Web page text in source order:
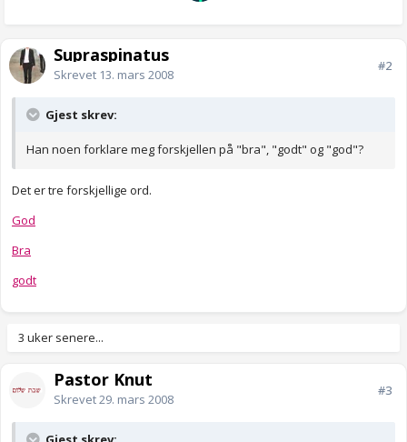
Supraspinatus
Skrevet 13. mars 2008
#2
Gjest skrev:
Han noen forklare meg forskjellen på "bra", "godt" og "god"?
Det er tre forskjellige ord.
God
Bra
godt
3 uker senere...
Pastor Knut
Skrevet29. mars 2008
#3